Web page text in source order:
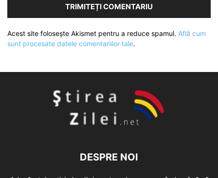
Acest site folosește Akismet pentru a reduce spamul. Află cum
sunt procesate datele comentariilor tale.
DESPRE NOI